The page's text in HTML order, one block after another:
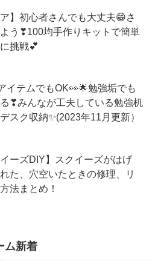
ア】初心者さんでも大丈夫😁さ
う❣100均手作りキットで簡単
挑戦💕
イテムでもOK👀🌟勉強垢でも
❣みんなが工夫している勉強机
スク収納✨(2023年11月更新）
イーズDIY】スクイーズがはげ
た、穴空いたときの修理、リ
法まとめ！
ム新着